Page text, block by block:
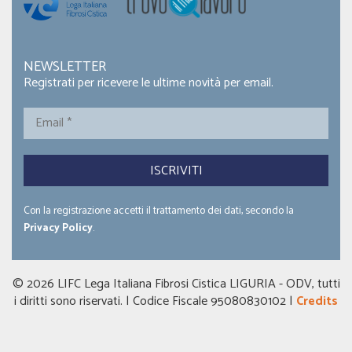
NEWSLETTER
Registrati per ricevere le ultime novità per email.
Email
Con la registrazione accetti il trattamento dei dati, secondo la
Privacy Policy.
© 2026 LIFC Lega Italiana Fibrosi Cistica LIGURIA - ODV, tutti
i diritti sono riservati. | Codice Fiscale 95080830102 | Credits